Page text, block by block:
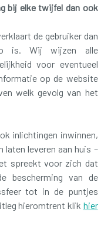
bij elke twijfel dan ook
de gebruiker dan
is. Wij wijzen alle
voor eventueel
op de website
welk gevolg van het
inlichtingen inwinnen,
laten leveren aan huis –
spreekt voor zich dat
bescherming van de
tot in de puntjes
hieromtrent klik hier